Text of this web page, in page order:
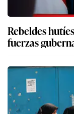
Rebeldes
fuerzas